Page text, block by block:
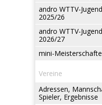
andro WTTV-
2025/26
andro WTTV-
2026/27
mini-
Vereine
Adressen,
Spieler, Ergebnisse